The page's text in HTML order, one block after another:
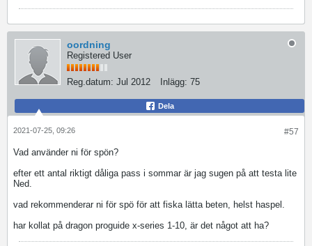
oordning
Registered User
Reg.datum: Jul 2012 Inlägg: 75
Dela
#57
2021-07-25, 09:26
Vad använder ni för spön?
efter ett antal riktigt dåliga pass i sommar är jag sugen på att testa lite
Ned.
vad rekommenderar ni för spö för att fiska lätta beten, helst haspel.
har kollat på dragon proguide x-series 1-10, är det något att ha?